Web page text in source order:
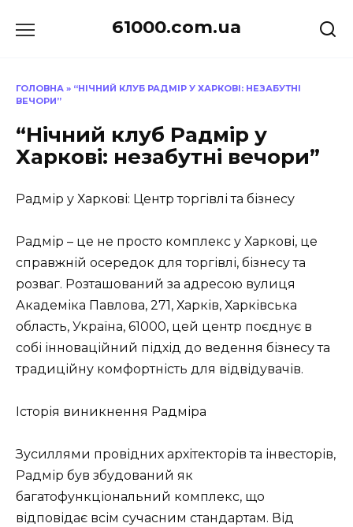
до
61000.com.ua
ГОЛОВНА » “НІЧНИЙ КЛУБ РАДМІР У ХАРКОВІ: НЕЗАБУТНІ
ВЕЧОРИ”
“Нічний клуб Радмір у
Харкові: незабутні вечори”
Радмір у Харкові: Центр торгівлі та бізнесу
Радмір – це не просто комплекс у Харкові, це
справжній осередок для торгівлі, бізнесу та
розваг. Розташований за адресою вулиця
Академіка Павлова, 271, Харків, Харківська
область, Україна, 61000, цей центр поєднує в
собі інноваційний підхід до ведення бізнесу та
традиційну комфортність для відвідувачів.
Історія виникнення Радміра
Зусиллями провідних архітекторів та інвесторів,
Радмір був збудований як
багатофункціональний комплекс, що
відповідає всім сучасним стандартам. Від